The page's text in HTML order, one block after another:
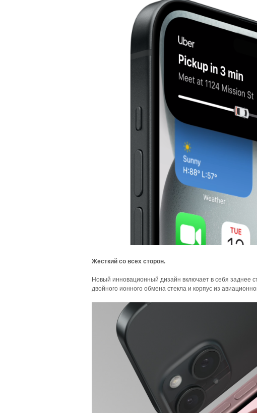
Жесткий со всех сторон.
Новый инновационный дизайн включает в себя заднее
двойного ионного обмена стекла и корпус из